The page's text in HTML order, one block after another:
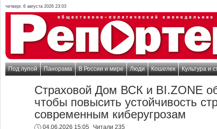
четверг, 6 августа 2026 23:03
Под лупой Панорама В России и мире Люди Кошелек Культура и
Страховой Дом ВСК и BI.ZONE
чтобы повысить устойчивость
современным киберугрозам
04.06.2026 15:05
Читали 235